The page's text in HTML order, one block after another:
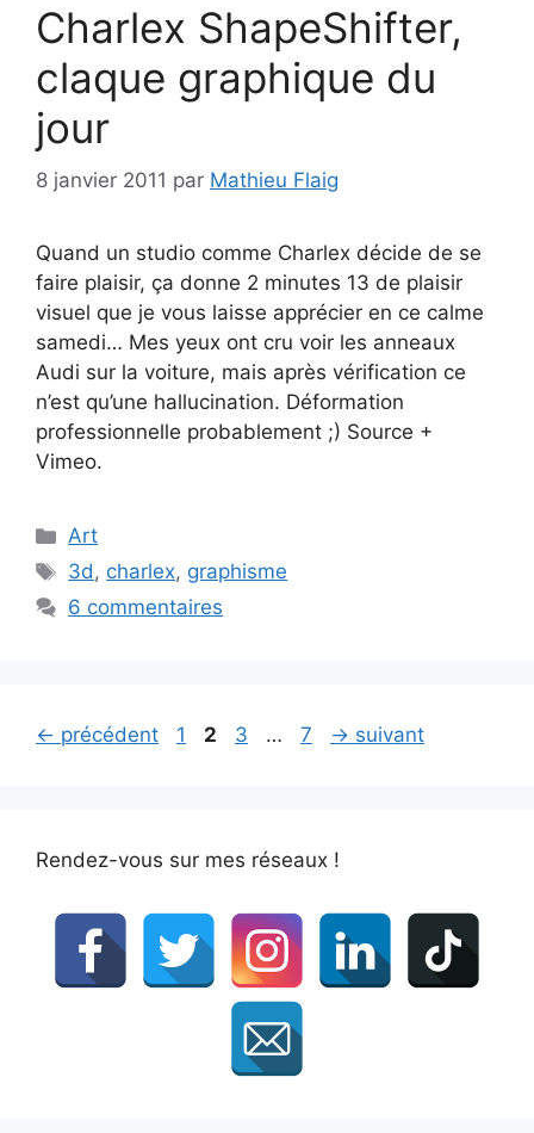
Charlex ShapeShifter,
claque graphique du
jour
8 janvier 2011 par Mathieu Flaig
Quand un studio comme Charlex décide de se
faire plaisir, ça donne 2 minutes 13 de plaisir
visuel que je vous laisse apprécier en ce calme
samedi… Mes yeux ont cru voir les anneaux
Audi sur la voiture, mais après vérification ce
n’est qu’une hallucination. Déformation
professionnelle probablement ;) Source +
Vimeo.
Catégories
Art
Étiquettes
3d, charlex, graphisme
6 commentaires
← précédent Page
1 Page
2 Page
3 … Page
7 → suivant
Rendez-vous sur mes réseaux !